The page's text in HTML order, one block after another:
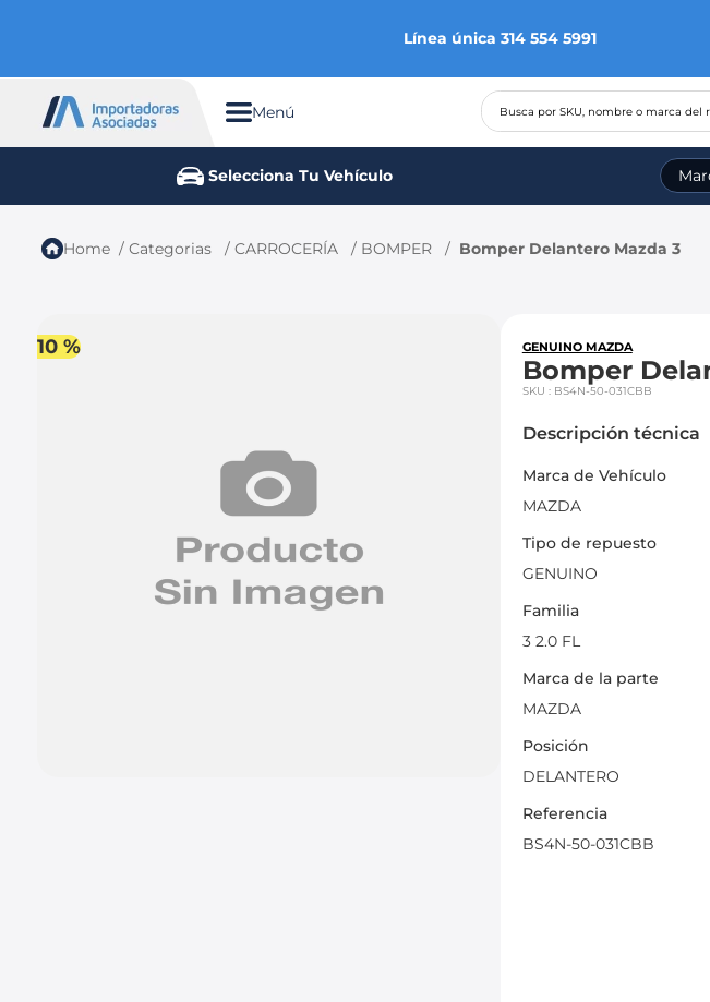
Línea única 314 554 5991
Menú
Busca por SKU, nombre
Selecciona Tu Vehículo
Categorias CARROCERÍA BOMPER Bomper Delantero Mazda 3
10 % GENUINO MAZDA
Bomper
SKU : BS4N-50-031CBB
Descripción técnica
Marca de Vehículo
MAZDA
Tipo de repuesto
GENUINO
Familia
3 2.0 FL
Marca de la parte
MAZDA
Posición
DELANTERO
Referencia
BS4N-50-031CBB
TÉRMINOS MÁS BUSCADOS
chevrolet
spark gt